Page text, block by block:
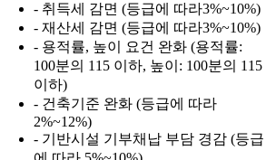
- 취득세 감면 (등급에 따라3%~10%)
- 재산세 감면 (등급에 따라3%~10%)
- 용적률, 높이 요건 완화 (용적률:
100분의 115 이하, 높이: 100분의 115
이하)
- 건축기준 완화 (등급에 따라
2%~12%)
- 기반시설 기부채납 부담 경감 (등급